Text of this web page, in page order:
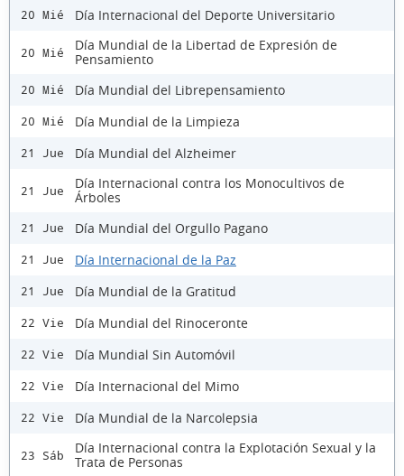
20 Mié Día Internacional del Deporte Universitario
20 Mié
Día Mundial de la Libertad de Expresión de
Pensamiento
20 Mié Día Mundial del Librepensamiento
20 Mié Día Mundial de la Limpieza
21 Jue Día Mundial del Alzheimer
21 Jue
Día Internacional contra los Monocultivos de
Árboles
21 Jue Día Mundial del Orgullo Pagano
21 Jue Día Internacional de la Paz
21 Jue Día Mundial de la Gratitud
22 Vie Día Mundial del Rinoceronte
22 Vie Día Mundial Sin Automóvil
22 Vie Día Internacional del Mimo
22 Vie Día Mundial de la Narcolepsia
23 Sáb
Día Internacional contra la Explotación Sexual y la
Trata de Personas